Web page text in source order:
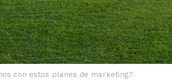
grupo humano en materia de
hace que en C10 SPORTS seamos
sociedad anónima deportiva o
o esté iniciando su prometedora
con estos planes de marketing?